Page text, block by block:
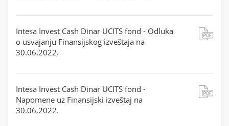
Intesa Invest Cash Dinar UCITS fond - Odluka
o usvajanju Finansijskog izveštaja na
30.06.2022.
Intesa Invest Cash Dinar UCITS fond -
Napomene uz Finansijski izveštaj na
30.06.2022.